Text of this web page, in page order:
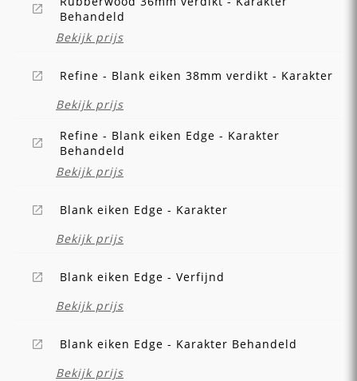
Behandeld
Bekijk prijs
Refine - Blank eiken 38mm verdikt - Karakter
Bekijk prijs
Refine - Blank eiken Edge - Karakter
Behandeld
Bekijk prijs
Blank eiken Edge - Karakter
Bekijk prijs
Blank eiken Edge - Verfijnd
Bekijk prijs
Blank eiken Edge - Karakter Behandeld
Bekijk prijs